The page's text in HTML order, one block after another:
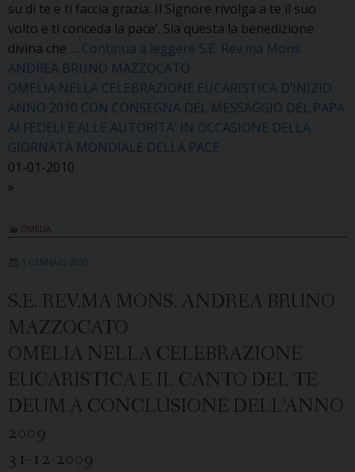
su di te e ti faccia grazia. Il Signore rivolga a te il suo
volto e ti conceda la pace’. Sia questa la benedizione
divina che … Continua a leggere S.E. Rev.ma Mons.
ANDREA BRUNO MAZZOCATO
OMELIA NELLA CELEBRAZIONE EUCARISTICA D’INIZIO
ANNO 2010 CON CONSEGNA DEL MESSAGGIO DEL PAPA
AI FEDELI E ALLE AUTORITA’ IN OCCASIONE DELLA
GIORNATA MONDIALE DELLA PACE
01-01-2010
»
OMELIA
1 GENNAIO 2010
S.E. REV.MA MONS. ANDREA BRUNO
MAZZOCATO
OMELIA NELLA CELEBRAZIONE
EUCARISTICA E IL CANTO DEL TE
DEUM A CONCLUSIONE DELL’ANNO
2009
31-12-2009